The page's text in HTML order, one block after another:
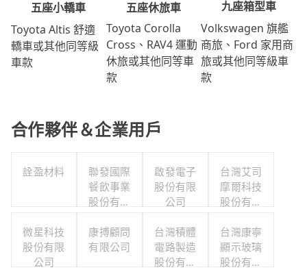
五座小轎車
Toyota Altis 舒適
轎車或其他同等級
車款
五座休旅車
Toyota Corolla
Cross、RAV4 運動
休旅或其他同等車
款
九座箱型車
Volkswagen 旗艦
商旅、Ford 家用商
旅或其他同等級車
款
合作夥伴＆企業用戶
詮盈材料
聯發國際
餐飲事業
股份有限
啟發電子
股份有限
公司
台灣艾司
摩爾科技
股份有限
微星科技
股份有限
公司
康搏顧問
有限公司
台灣積體
電路製造
股份有限
台灣康寧
顯示玻璃
股份有限